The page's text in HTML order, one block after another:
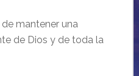
mantener una
de Dios y de toda la